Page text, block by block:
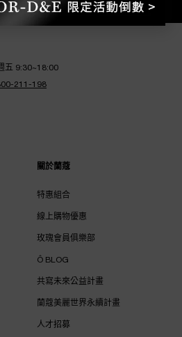
五 9:30~18:00
211-198
關於蘭蔻
特惠組合
線上購物優惠
玫瑰會員俱樂部
Ô BLOG
共寫未來公益計畫
蘭蔻美麗世界永續計畫
人才招募